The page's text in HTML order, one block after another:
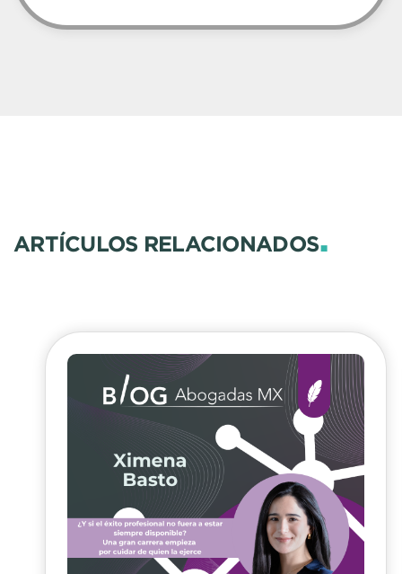
ARTÍCULOS RELACIONADOS.